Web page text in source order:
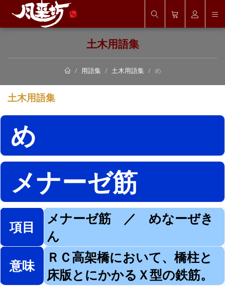
土木用語集
用語集 土木用語集 め
土木用語集
め
メナーゼ筋
項目
メナーゼ筋 ／ めなーぜき
ん
意味
ＲＣ高架橋において、橋柱と
床版とにかかるＸ型の鉄筋。